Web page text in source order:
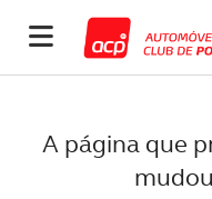
A página que